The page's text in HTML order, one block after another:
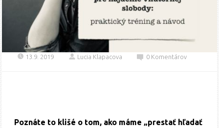
13.9. 2019 Lucia Klapacova 0 Komentárov
Poznáte to klišé o tom, ako máme „prestať hľadať